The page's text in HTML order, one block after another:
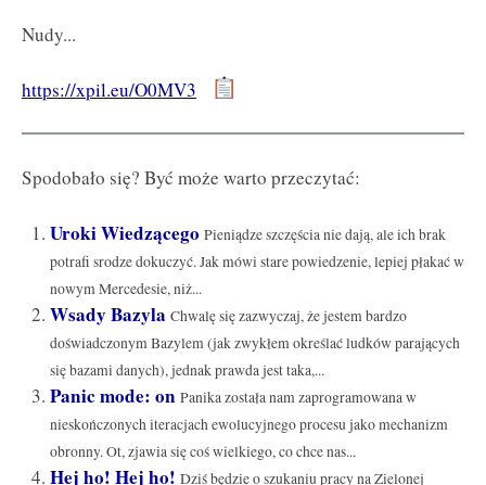
Nudy...
https://xpil.eu/O0MV3
Spodobało się? Być może warto przeczytać:
Uroki Wiedzącego Pieniądze szczęścia nie dają, ale ich brak
potrafi srodze dokuczyć. Jak mówi stare powiedzenie, lepiej płakać w
nowym Mercedesie, niż...
Wsady Bazyla Chwalę się zazwyczaj, że jestem bardzo
doświadczonym Bazylem (jak zwykłem określać ludków parających
się bazami danych), jednak prawda jest taka,...
Panic mode: on Panika została nam zaprogramowana w
nieskończonych iteracjach ewolucyjnego procesu jako mechanizm
obronny. Ot, zjawia się coś wielkiego, co chce nas...
Hej ho! Hej ho! Dziś będzie o szukaniu pracy na Zielonej